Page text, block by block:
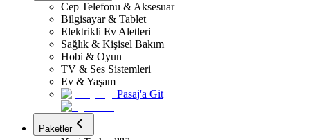
Cep Telefonu & Aksesuar
Bilgisayar & Tablet
Elektrikli Ev Aletleri
Sağlık & Kişisel Bakım
Hobi & Oyun
TV & Ses Sistemleri
Ev & Yaşam
Pasaj'a Git
Paketler